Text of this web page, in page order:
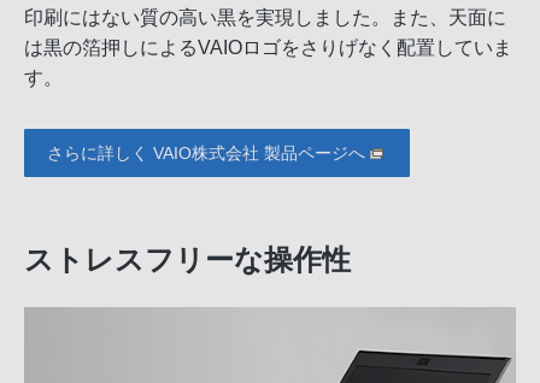
印刷にはない質の高い黒を実現しました。また、天面に
は黒の箔押しによるVAIOロゴをさりげなく配置していま
す。
さらに詳しく VAIO株式会社 製品ページへ
ストレスフリーな操作性